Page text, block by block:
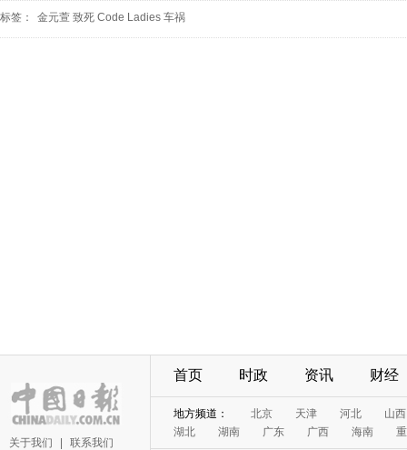
标签： 金元萱 致死 Code Ladies 车祸
关于我们 联系我们
首页 时政 资讯 财经
地方频道： 北京 天津 河北
山西
湖北
湖南 广东 广西 海南